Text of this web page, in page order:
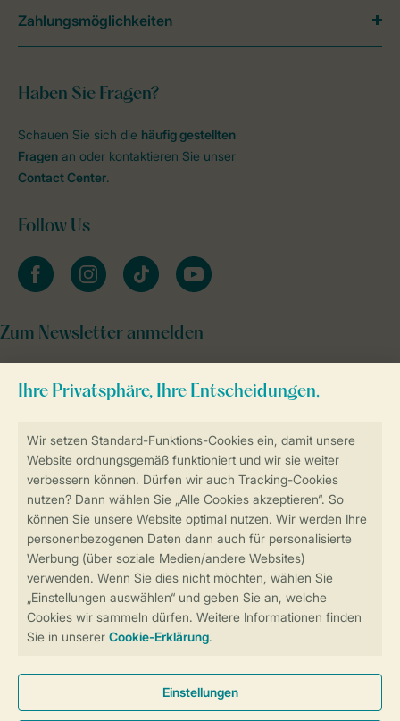
Sicherstellung Deiner Privatsphäre
Sicher und schnell zur Online-Buchung
Sichere Datenübertragung
Sicheres Bezahlen
Haben Sie Fragen?
Schauen Sie sich die häufig gestellten
Fragen an oder kontaktieren Sie unser
Contact Center.
Follow Us
facebookinstagramtiktok youtube
Zum Newsletter anmelden
Zahlungsmöglichkeiten